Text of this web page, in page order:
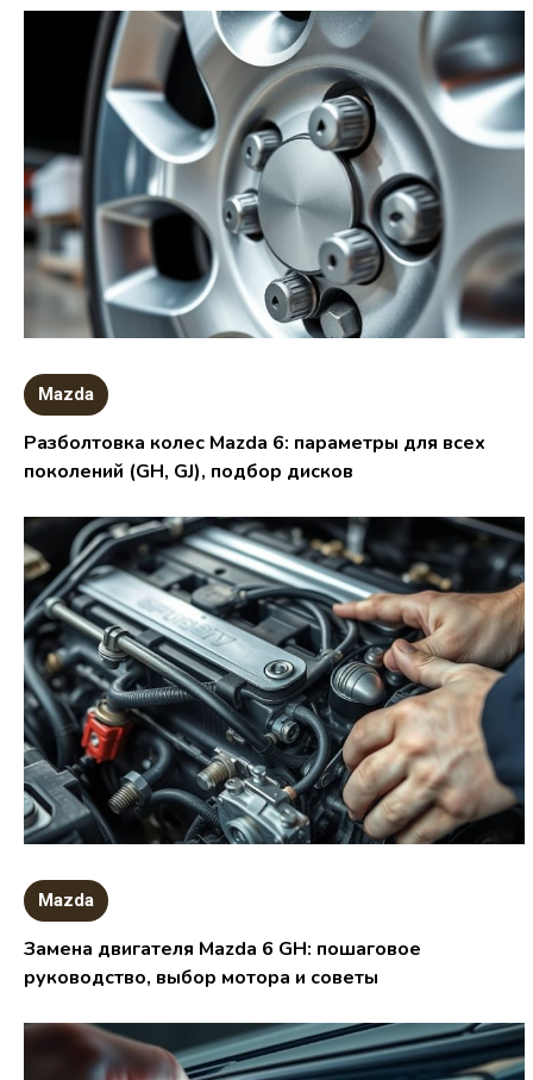
Mazda
Разболтовка колес Mazda 6: параметры для всех
поколений (GH, GJ), подбор дисков
Mazda
Замена двигателя Mazda 6 GH: пошаговое
руководство, выбор мотора и советы